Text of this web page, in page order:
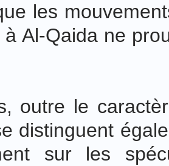
les
Al-Qaida ne
outre le
distinguent
sur les